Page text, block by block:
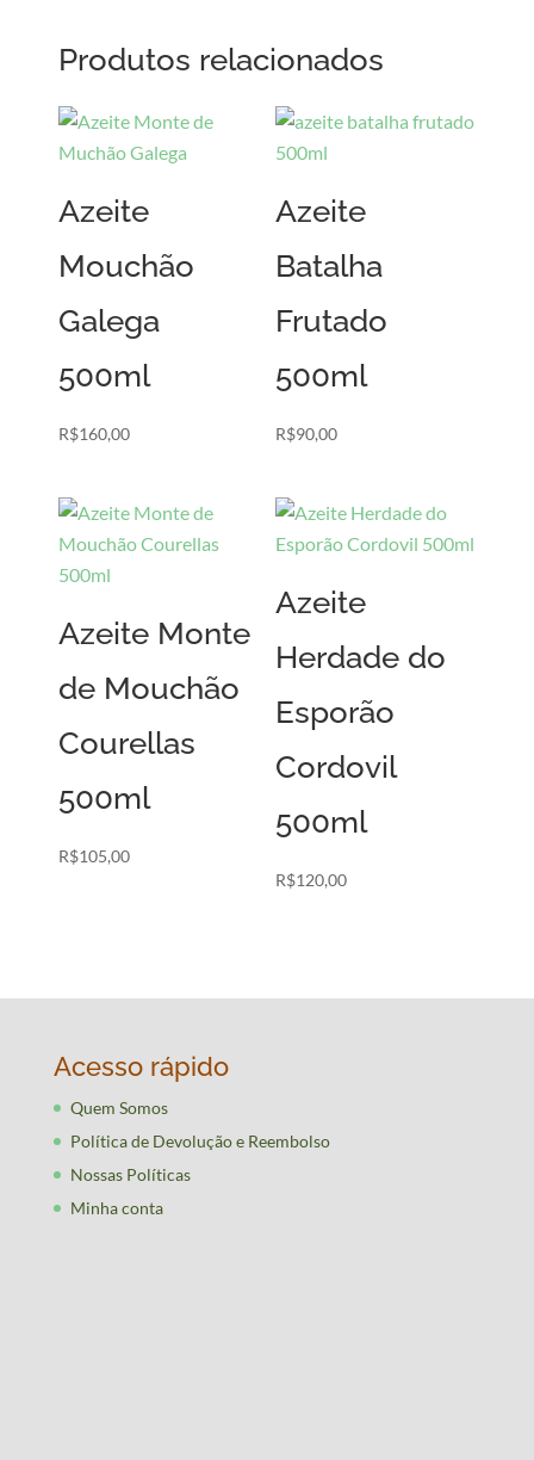
Produtos relacionados
Azeite
Mouchão
Galega
500ml
R$160,00
Azeite
Batalha
Frutado
500ml
R$90,00
Azeite Monte
de Mouchão
Courellas
500ml
R$105,00
Azeite
Herdade do
Esporão
Cordovil
500ml
R$120,00
Acesso rápido
Quem Somos
Política de Devolução e Reembolso
Nossas Políticas
Minha conta